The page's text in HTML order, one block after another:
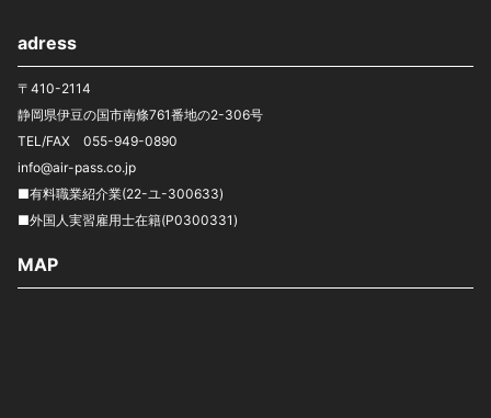
adress
〒410-2114
静岡県伊豆の国市南條761番地の2-306号
TEL/FAX 055-949-0890
info@air-pass.co.jp
■有料職業紹介業(22-ユ-300633)
■外国人実習雇用士在籍(P0300331)
MAP